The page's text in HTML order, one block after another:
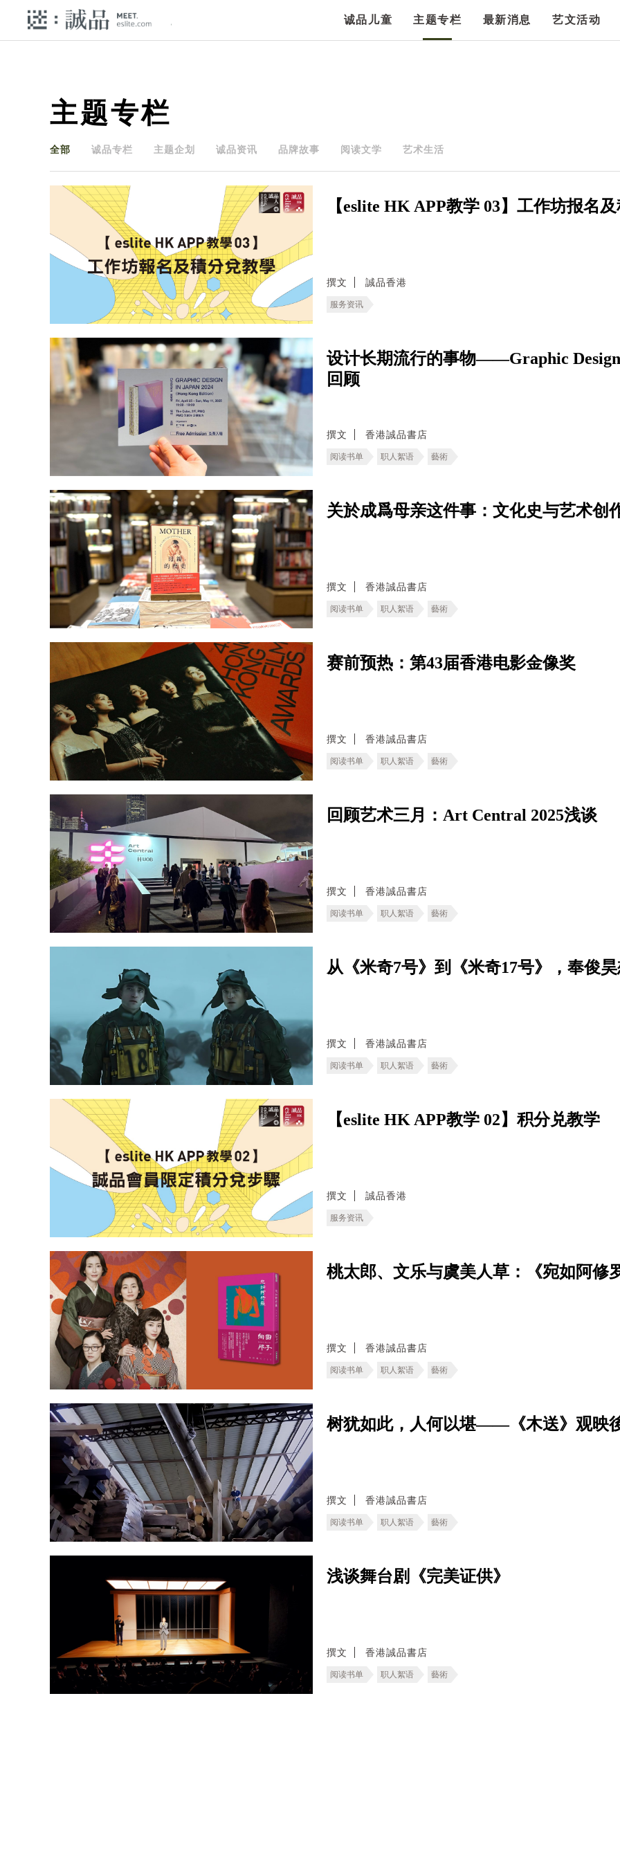
诚品儿童 主题专栏 最新消息 艺文活动
主题专栏
全部 诚品专栏 主题企划 诚品资讯 品牌故事 阅读文学 艺术生活
【eslite HK APP教学 03】工作坊报名
撰文 誠品香港
服务资讯
设计长期流行的事物——Graphic
回顾
撰文 香港誠品書店
阅读书单 职人絮语 藝術
关於成爲母亲这件事：文化史与艺术创
撰文 香港誠品書店
阅读书单 职人絮语 藝術
赛前预热：第43届香港电影金像奖
撰文 香港誠品書店
阅读书单 职人絮语 藝術
回顾艺术三月：Art Central 2025浅谈
撰文 香港誠品書店
阅读书单 职人絮语 藝術
从《米奇7号》到《米奇17号》，奉俊
撰文 香港誠品書店
阅读书单 职人絮语 藝術
【eslite HK APP教学 02】积分兑教学
撰文 誠品香港
服务资讯
桃太郎、文乐与虞美人草：《宛如阿修
撰文 香港誠品書店
阅读书单 职人絮语 藝術
树犹如此，人何以堪——《木送》观映
撰文 香港誠品書店
阅读书单 职人絮语 藝術
浅谈舞台剧《完美证供》
撰文 香港誠品書店
阅读书单 职人絮语 藝術